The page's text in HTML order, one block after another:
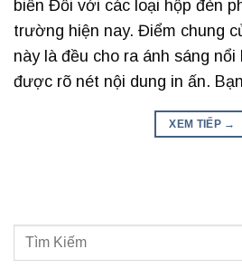
biến Đối với các loại hộp đèn
trường hiện nay. Điểm chung
này là đều cho ra ánh sáng
được rõ nét nội dung in ấn.
XEM TIẾP →